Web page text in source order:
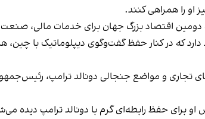
او را همراهی کنند.
اقتصاد بزرگ جهان برای خدمات مالی،
دارد که در کنار حفظ گفت‌وگوی دیپلوماتیک با
و مواضع جنجالی دونالد ترامپ،
برای حفظ رابطه‌ای گرم با دونالد ترامپ دیده